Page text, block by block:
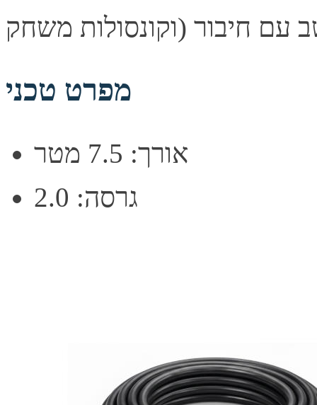
מפרט טכני
אורך: 7.5 מטר
גרסה: 2.0